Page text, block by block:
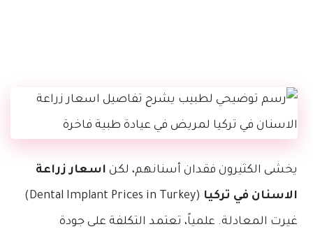
يخشى الكثيرون فقدان أسنانهم، لكن اسعار زراعة
الاسنان في تركيا (Dental Implant Prices in Turkey)
غيرت المعادلة. علمياً، تعتمد التكلفة على جودة